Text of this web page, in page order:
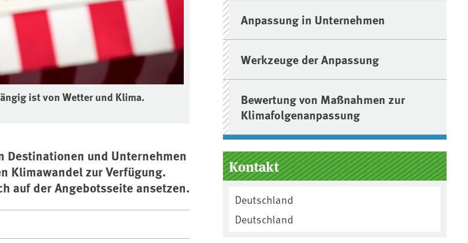
ist von Wetter und Klima.
Destinationen und Unternehmen
Klimawandel zur Verfügung.
auf der Angebotsseite ansetzen.
Anpassung in Unternehmen
Werkzeuge der Anpassung
Bewertung von Maßnahmen zur
Klimafolgenanpassung
Kontakt
Deutschland
Deutschland